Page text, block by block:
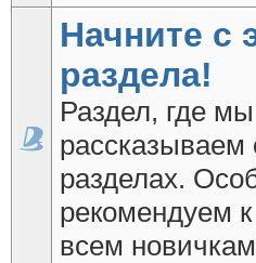
Начните с
раздела!
Раздел, где
разделах.
рекомендуем
всем